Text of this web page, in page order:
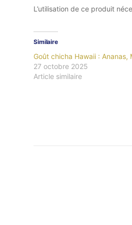
L’utilisation de ce produit
Similaire
Goût chicha Hawaii : Ananas,
27 octobre 2025
Article similaire